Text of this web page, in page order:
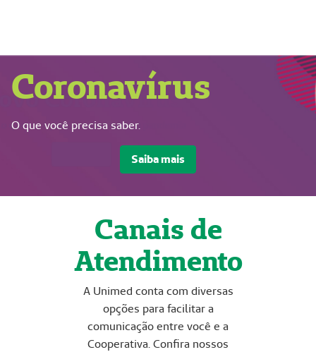
Coronavírus
O que você precisa saber.
Saiba mais
Canais de
Atendimento
A Unimed conta com diversas
opções para facilitar a
comunicação entre você e a
Cooperativa. Confira nossos